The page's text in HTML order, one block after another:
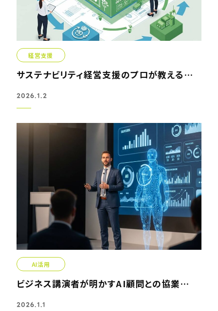
経営支援
サステナビリティ経営支援のプロが教える資源循環型ビジネス...
2026.1.2
AI活用
ビジネス講演者が明かすAI顧問との協業による戦略的成功事例
2026.1.1